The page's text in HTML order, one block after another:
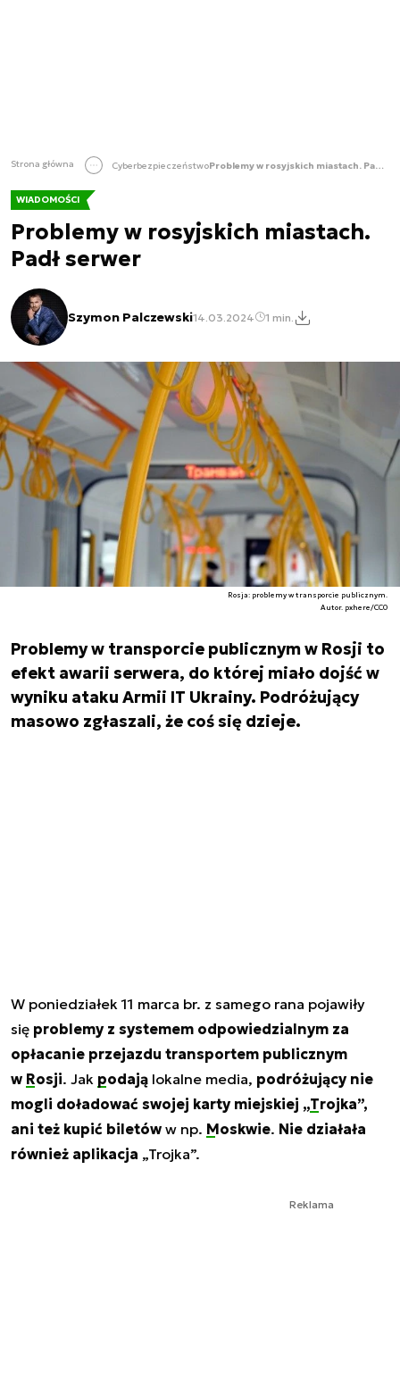
Strona główna Cyberbezpieczeństwo Problemy w rosyjskich miastach. Padł serwer
WIADOMOŚCI
Problemy w rosyjskich miastach.
Padł serwer
Szymon Palczewski14.03.2024 1 min.
Rosja: problemy w transporcie publicznym.
Autor. pxhere/CC0
Problemy w transporcie publicznym w Rosji to
efekt awarii serwera, do której miało dojść w
wyniku ataku Armii IT Ukrainy. Podróżujący
masowo zgłaszali, że coś się dzieje.
W poniedziałek 11 marca br. z samego rana pojawiły
się problemy z systemem odpowiedzialnym za
opłacanie przejazdu transportem publicznym
w Rosji. Jak podają lokalne media, podróżujący nie
mogli doładować swojej karty miejskiej „Trojka”,
ani też kupić biletów w np. Moskwie. Nie działała
również aplikacja „Trojka”.
Reklama